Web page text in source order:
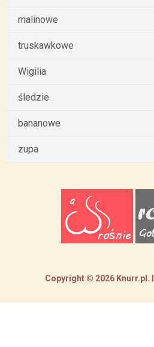
malinowe
truskawkowe
Wigilia
śledzie
bananowe
zupa
Copyright © 2026 Knurr.pl .